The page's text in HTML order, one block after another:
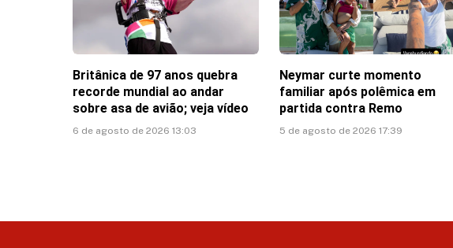
Britânica de 97 anos quebra
recorde mundial ao andar
sobre asa de avião; veja vídeo
6 de agosto de 2026 13:03
Neymar curte momento
familiar após polêmica em
partida contra Remo
5 de agosto de 2026 17:39